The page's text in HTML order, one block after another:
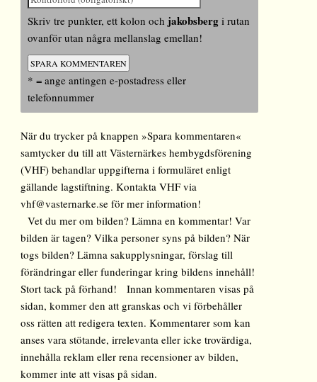
Skriv tre punkter, ett kolon och jakobsberg i rutan
ovanför utan några mellanslag emellan!
* = ange antingen e-postadress eller
telefonnummer
När du trycker på knappen »Spara kommentaren«
samtycker du till att Västernärkes hembygdsförening
(VHF) behandlar uppgifterna i formuläret enligt
gällande lagstiftning. Kontakta VHF via
vhf@vasternarke.se för mer information!
Vet du mer om bilden? Lämna en kommentar! Var
bilden är tagen? Vilka personer syns på bilden? När
togs bilden? Lämna sakupplysningar, förslag till
förändringar eller funderingar kring bildens innehåll!
Stort tack på förhand! Innan kommentaren visas på
sidan, kommer den att granskas och vi förbehåller
oss rätten att redigera texten. Kommentarer som kan
anses vara stötande, irrelevanta eller icke trovärdiga,
innehålla reklam eller rena recensioner av bilden,
kommer inte att visas på sidan.